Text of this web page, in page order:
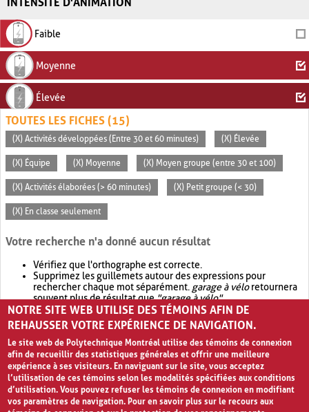
Faible
Moyenne
Élevée
TOUTES LES FICHES (15)
(X) Activités développées (Entre 30 et 60 minutes) (X) Élevée
(X) Équipe (X) Moyenne (X) Moyen groupe (entre 30 et 100)
(X) Activités élaborées (> 60 minutes) (X) Petit groupe (< 30)
(X) En classe seulement
Votre recherche n'a donné aucun résultat
Vérifiez que l'orthographe est correcte.
Supprimez les guillemets autour des expressions pour
rechercher chaque mot séparément. garage à véloretournera
souvent plus de résultat que"garage à vélo".
Envisagez d'élargir votre recherche avec OR.garage OR vélo
retournera souvent plus de résultat quegarage à vélo
NOTRE SITE WEB UTILISE DES TÉMOINS AFIN DE
REHAUSSER VOTRE EXPÉRIENCE DE NAVIGATION.
Le site web de Polytechnique Montréal utilise des témoins de connexion
afin de recueillir des statistiques générales et offrir une meilleure
expérience à ses visiteurs. En naviguant sur le site, vous acceptez
l’utilisation de ces témoins selon les modalités spécifiées aux conditions
d’utilisation. Vous pouvez refuser les témoins de connexion en modifiant
vos paramètres de navigation. Pour en savoir plus sur le recours aux